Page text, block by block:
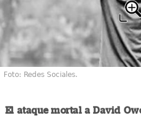
Foto: Redes Sociales.
El ataque mortal a David